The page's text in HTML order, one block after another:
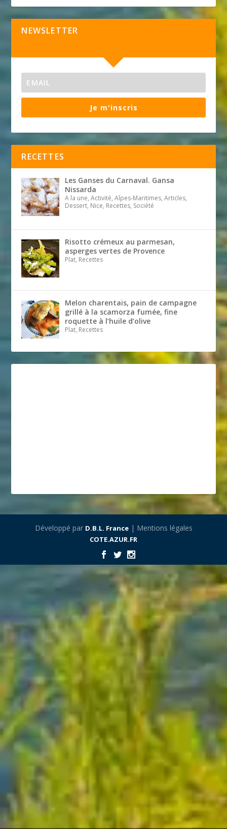
NEWSLETTER
Je m'inscris
RECETTES
Les Ganses du Carnaval. Gansa
Nissarda
A la une, Activité, Alpes-Maritimes, Articles,
Dessert, Nice, Recettes, Société
Risotto crémeux au parmesan,
asperges vertes de Provence
Plat, Recettes
Melon charentais, pain de campagne
grillé à la scamorza fumée, fine
roquette à l’huile d’olive
Plat, Recettes
Développé par D.B.L. France| Mentions légales
COTE.AZUR.FR